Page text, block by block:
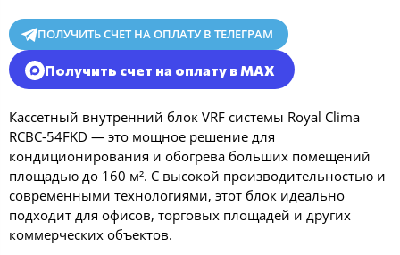
ПОЛУЧИТЬ СЧЕТ НА ОПЛАТУ В ТЕЛЕГРАМ
Получить счет на оплату в MAX
Кассетный внутренний блок VRF системы Royal Clima
RCBC-54FKD — это мощное решение для
кондиционирования и обогрева больших помещений
площадью до 160 м². С высокой производительностью и
современными технологиями, этот блок идеально
подходит для офисов, торговых площадей и других
коммерческих объектов.